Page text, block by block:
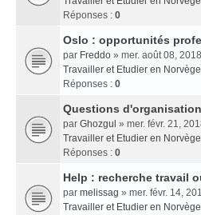
Réponses : 0
Oslo : opportunités
par Freddo » mer. août 08,
Travailler et Etudier en Norvège
Réponses : 0
Questions
par Ghozgul » mer. févr. 21,
Travailler et Etudier en Norvège
Réponses : 0
Help : recherche travail
par melissag » mer. févr. 14,
Travailler et Etudier en Norvège